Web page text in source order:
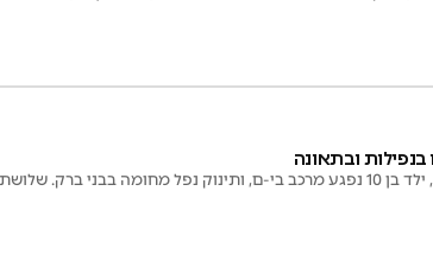
ובתאונה
לחדרי טראומה